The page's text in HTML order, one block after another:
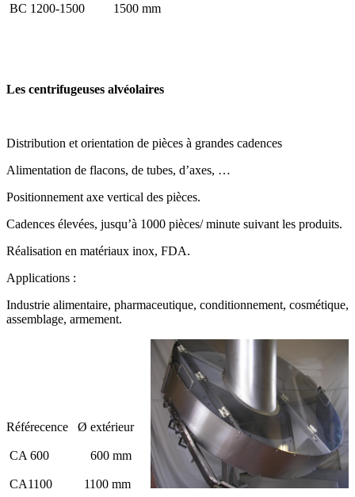
BC 1200-1500 1500 mm
Les centrifugeuses alvéolaires
Distribution et orientation de pièces à grandes cadences
Alimentation de flacons, de tubes, d’axes, …
Positionnement axe vertical des pièces.
Cadences élevées, jusqu’à 1000 pièces/ minute suivant les produits.
Réalisation en matériaux inox, FDA.
Applications :
Industrie alimentaire, pharmaceutique, conditionnement, cosmétique,
assemblage, armement.
Référecence Ø extérieur
CA 600 600 mm
CA1100 1100 mm